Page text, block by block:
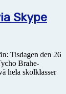
Skype
Tisdagen den 26
Brahe-
hela skolklasser